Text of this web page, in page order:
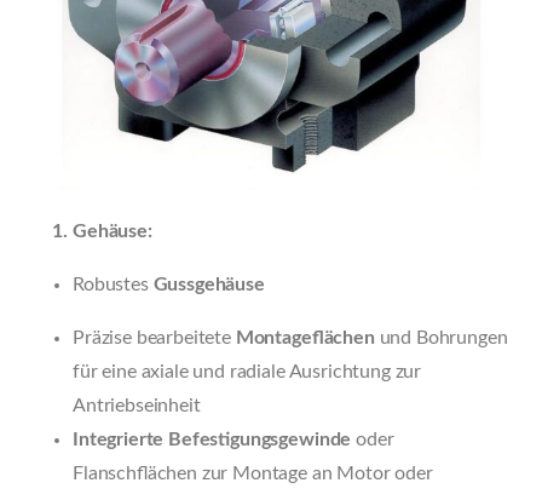
Gehäuse:
Robustes Gussgehäuse
Präzise bearbeitete Montageflächen und Bohrungen
für eine axiale und radiale Ausrichtung zur
Antriebseinheit
Integrierte Befestigungsgewinde oder
Flanschflächen zur Montage an Motor oder